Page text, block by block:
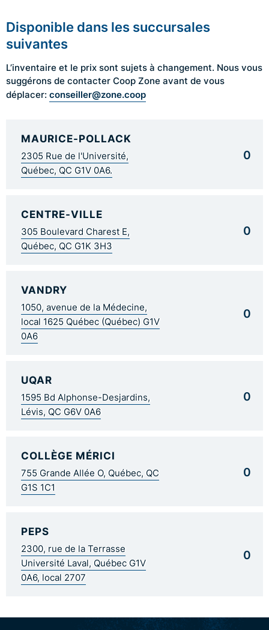
Disponible dans les succursales
suivantes
L’inventaire et le prix sont sujets à changement. Nous vous
suggérons de contacter Coop Zone avant de vous
déplacer: conseiller@zone.coop
MAURICE-POLLACK
2305 Rue de l'Université,
Québec, QC G1V 0A6.
0
CENTRE-VILLE
305 Boulevard Charest E,
Québec, QC G1K 3H3
0
VANDRY
1050, avenue de la Médecine,
local 1625 Québec (Québec) G1V
0A6
0
UQAR
1595 Bd Alphonse-Desjardins,
Lévis, QC G6V 0A6
0
COLLÈGE MÉRICI
755 Grande Allée O, Québec, QC
G1S 1C1
0
PEPS
2300, rue de la Terrasse
Université Laval, Québec G1V
0A6, local 2707
0